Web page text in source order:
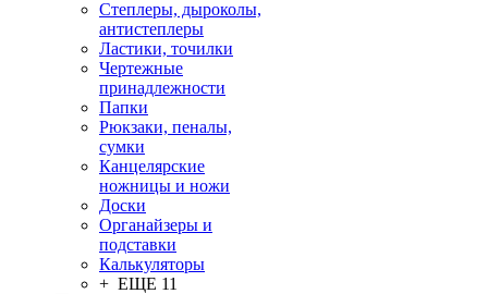
Степлеры, дыроколы,
антистеплеры
Ластики, точилки
Чертежные
принадлежности
Папки
Рюкзаки, пеналы,
сумки
Канцелярские
ножницы и ножи
Доски
Органайзеры и
подставки
Калькуляторы
+ ЕЩЕ 11